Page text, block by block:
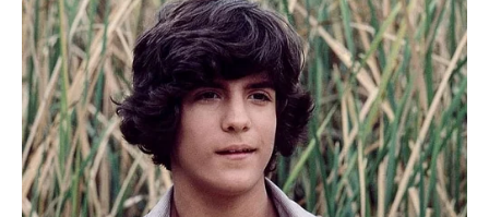
0,07-1 dollar atau 1 ribu-16 ribu rupiah, perbulan 2-35 dollar atau
32 ribu-568 ribu rupiah dan pertahun 26-420 dollar atau 421 ribu-
6 juta rupiah.
Kontroversi
–
Fakta Menarik